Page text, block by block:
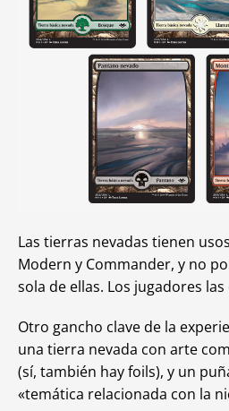
Las tierras nevadas tienen
Modern y Commander, y no
sola de ellas. Los jugadores
Otro gancho clave de la
una tierra nevada con arte
(sí, también hay foils), y un
«temática relacionada con la